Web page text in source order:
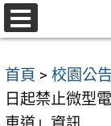
跳
至
要
內
選
單
首頁 > 校園公告
日起禁止微型